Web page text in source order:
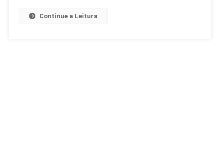
Continue a Leitura